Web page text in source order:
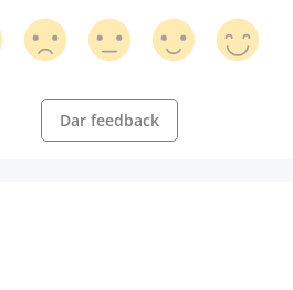
Dar feedback